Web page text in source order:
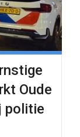
Oude
politie